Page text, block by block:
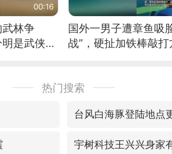
00:16
武林争
是武侠片
国外一男子遭章鱼吸
战”，硬扯加铁棒敲
热门搜索
台风白海豚登陆地点
宇树科技王兴兴身家